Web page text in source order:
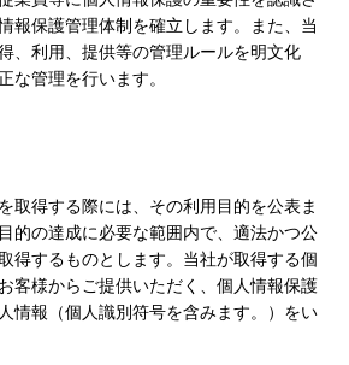
報保護管理体制を確立します。また、当
、利用、提供等の管理ルールを明文化
な管理を行います。
取得する際には、その利用目的を公表ま
的の達成に必要な範囲内で、適法かつ公
得するものとします。当社が取得する個
客様からご提供いただく、個人情報保護
情報（個人識別符号を含みます。）をい